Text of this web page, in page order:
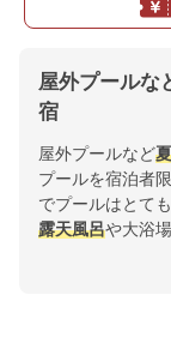
屋外プールな
宿
屋外プールなど夏
プールを宿泊者
でプールはとて
露天風呂や大浴